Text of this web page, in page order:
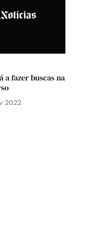
a fazer buscas na
2022